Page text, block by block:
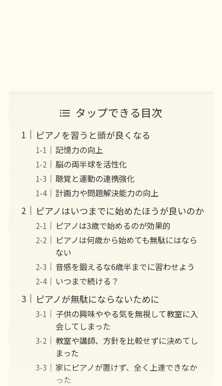
タップできる目次
ピアノを習うと頭が良くなる
記憶力の向上
脳の両半球を活性化
聴覚と運動の連携強化
計画力や問題解決能力の向上
ピアノはいつまでに始めたほうが良いのか
ピアノは3歳で始めるのが効果的
ピアノは何歳から始めても無駄にはなら
ない
音感を鍛えるな6歳半までに習わせよう
いつまで続ける？
ピアノが無駄にならないために
子供の興味ややる気を無視して教室に入
会してしまった
教室や講師、方針を比較せずに決めてし
まった
家にピアノが置けず、全く上達できなか
った